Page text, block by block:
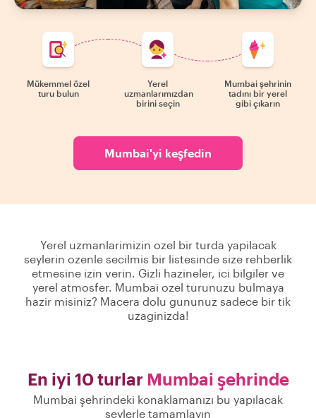
Mükemmel özel
turu bulun
Yerel
uzmanlarımızdan
birini seçin
Mumbai şehrinin
tadını bir yerel
gibi çıkarın
Mumbai'yi keşfedin
Yerel uzmanlarimizin ozel bir turda yapilacak
seylerin ozenle secilmis bir listesinde size rehberlik
etmesine izin verin. Gizli hazineler, ici bilgiler ve
yerel atmosfer. Mumbai ozel turunuzu bulmaya
hazir misiniz? Macera dolu gununuz sadece bir tik
uzaginizda!
En iyi 10 turlar Mumbai şehrinde
Mumbai şehrindeki konaklamanızı bu yapılacak
şeylerle tamamlayın